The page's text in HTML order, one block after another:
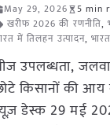
May 29, 2026
5 min
खरीफ 2026 की रणनीति,
में तिलहन उत्पादन,
उपलब्धता,
किसानों की आय
डेस्क 29 मई